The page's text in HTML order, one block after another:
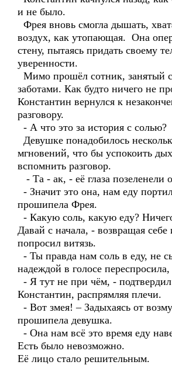
и не было.
Фрея вновь смогла дышать,
воздух, как утопающая. Она
стену, пытаясь придать своему
уверенности.
Мимо прошёл сотник, занятый
заботами. Как будто ничего не
Константин вернулся к
разговору.
- А что это за история с солью?
Девушке понадобилось
мгновений, что бы успокоить
вспомнить разговор.
- Та - ак, - её глаза позеленели
- Значит это она, нам еду
прошипела Фрея.
- Какую соль, какую еду?
Давай с начала, - возвращая себе
попросил витязь.
- Ты правда нам соль в еду, не
надеждой в голосе
- Я тут не при чём, - подтвердил
Константин, распрямляя плечи.
- Вот змея! – Задыхаясь от
прошипела девушка.
- Она нам всё это время еду
Есть было невозможно.
Её лицо стало решительным.